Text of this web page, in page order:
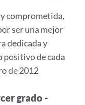
esta
comprometida,
ser una mejor
dedicada y
positivo de cada
de 2012
grado -